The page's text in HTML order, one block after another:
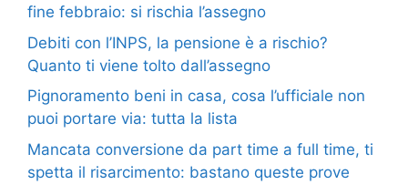
fine febbraio: si rischia l’assegno
Debiti con l’INPS, la pensione è a rischio?
Quanto ti viene tolto dall’assegno
Pignoramento beni in casa, cosa l’ufficiale non
puoi portare via: tutta la lista
Mancata conversione da part time a full time, ti
spetta il risarcimento: bastano queste prove